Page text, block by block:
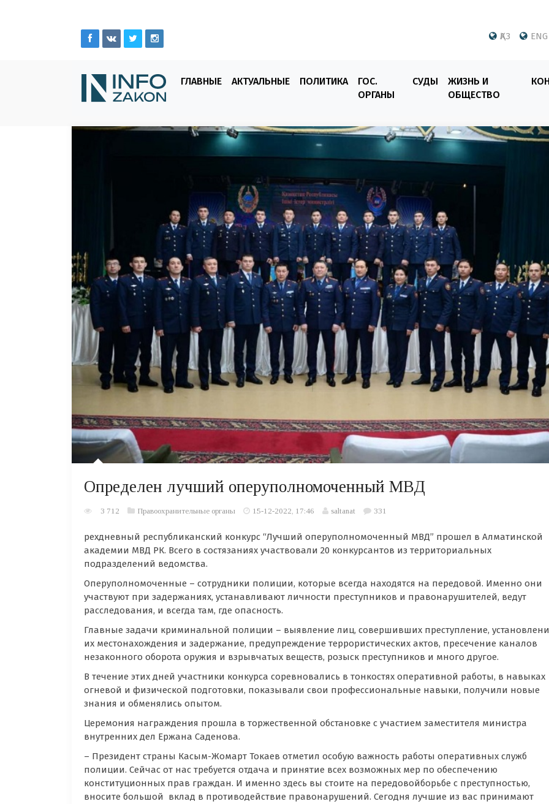
ҚАЗ ENG
ГЛАВНЫЕ АКТУАЛЬНЫЕ ПОЛИТИКА
ГОС.
ОРГАНЫ
СУДЫ
ЖИЗНЬ И
ОБЩЕСТВО
Определен лучший оперуполномоченный МВД
3 712 Правоохранительные органы 15-12-2022, 17:46 saltanat 331
рехдневный республиканский конкурс “Лучший оперуполномоченный МВД” прошел в Алматинской
академии МВД РК. Всего в состязаниях участвовали 20 конкурсантов из территориальных
подразделений ведомства.
Оперуполномоченные – сотрудники полиции, которые всегда находятся на передовой. Именно они
участвуют при задержаниях, устанавливают личности преступников и правонарушителей, ведут
расследования, и всегда там, где опасность.
Главные задачи криминальной полиции – выявление лиц, совершивших преступление,
их местонахождения и задержание, предупреждение террористических актов, пресечение каналов
незаконного оборота оружия и взрывчатых веществ, розыск преступников и много другое.
В течение этих дней участники конкурса соревновались в тонкостях оперативной работы, в навыках
огневой и физической подготовки, показывали свои профессиональные навыки, получили новые
знания и обменялись опытом.
Церемония награждения прошла в торжественной обстановке с участием заместителя министра
внутренних дел Ержана Саденова.
– Президент страны Касым-Жомарт Токаев отметил особую важность работы оперативных служб
полиции. Сейчас от нас требуется отдача и принятие всех возможных мер по обеспечению
конституционных прав граждан. И именно здесь вы стоите на передовойборьбе с преступностью,
вносите большой вклад в противодействие правонарушений. Сегодня лучшие из вас принимают